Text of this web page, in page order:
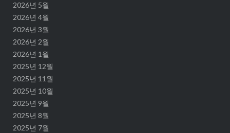
2026년 5월
2026년 4월
2026년 3월
2026년 2월
2026년 1월
2025년 12월
2025년 11월
2025년 10월
2025년 9월
2025년 8월
2025년 7월